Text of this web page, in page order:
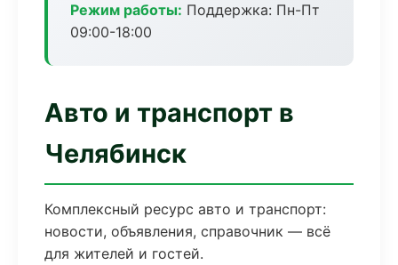
Режим работы: Поддержка: Пн-Пт
09:00-18:00
Авто и транспорт в
Челябинск
Комплексный ресурс авто и транспорт:
новости, объявления, справочник — всё
для жителей и гостей.